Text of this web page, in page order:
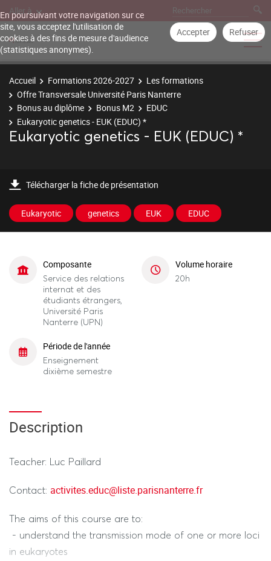
En poursuivant votre navigation sur ce
site, vous acceptez l'utilisation de
cookies à des fins de mesure d'audience
(statistiques anonymes).
Accepter Refuser
Aller à
Accueil Formations 2026-2027
Les formations
Offre Transversale Université Paris Nanterre
Bonus au diplôme
Bonus M2
EDUC
Eukaryotic genetics - EUK (EDUC) *
Eukaryotic genetics - EUK (EDUC) *
Télécharger la fiche de présentation
Eukaryotic genetics EUK EDUC
Composante
Service des relations
internat et des
étudiants étrangers,
Université Paris
Nanterre (UPN)
Volume horaire
20h
Période de l'année
Enseignement
dixième semestre
Description
Teacher: Luc Paillard
Contact: activites.educ@liste.parisnanterre.fr
The aims of this course are to:
- understand the transmission mode of one or more loci
in eukaryotes